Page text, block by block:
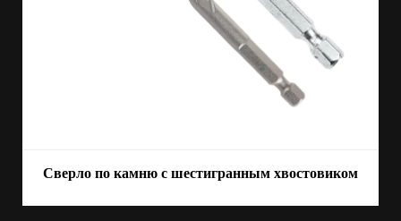
Сверло по камню с шестигранным хвостовиком